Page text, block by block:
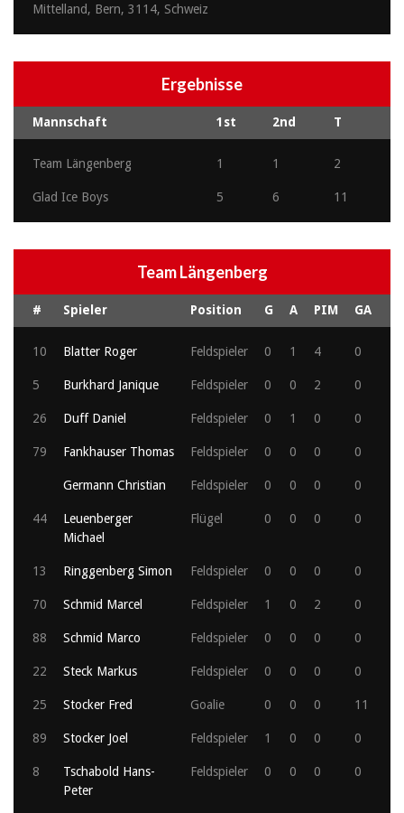
Mittelland, Bern, 3114, Schweiz
Ergebnisse
Mannschaft 1st 2nd T
Team Längenberg 1 1 2
Glad Ice Boys 5 6 11
Team Längenberg
# Spieler Position G A PIM GA
10 Blatter Roger Feldspieler 0 1 4 0
5 Burkhard Janique Feldspieler 0 0 2 0
26 Duff Daniel Feldspieler 0 1 0 0
79 Fankhauser Thomas Feldspieler 0 0 0 0
Germann Christian Feldspieler 0 0 0 0
44
Leuenberger
Michael
Flügel 0 0 0 0
13 Ringgenberg Simon Feldspieler 0 0 0 0
70 Schmid Marcel Feldspieler 1 0 2 0
88 Schmid Marco Feldspieler 0 0 0 0
22 Steck Markus Feldspieler 0 0 0 0
25 Stocker Fred Goalie 0 0 0 11
89 Stocker Joel Feldspieler 1 0 0 0
8
Tschabold Hans-
Peter
Feldspieler 0 0 0 0